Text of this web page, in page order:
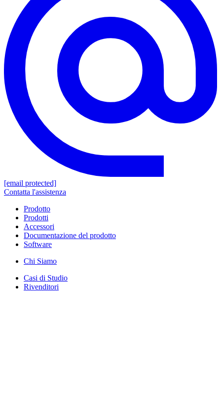
[email protected]
Contatta l'assistenza
Prodotto
Prodotti
Accessori
Documentazione del prodotto
Software
Chi Siamo
Casi di Studio
Rivenditori